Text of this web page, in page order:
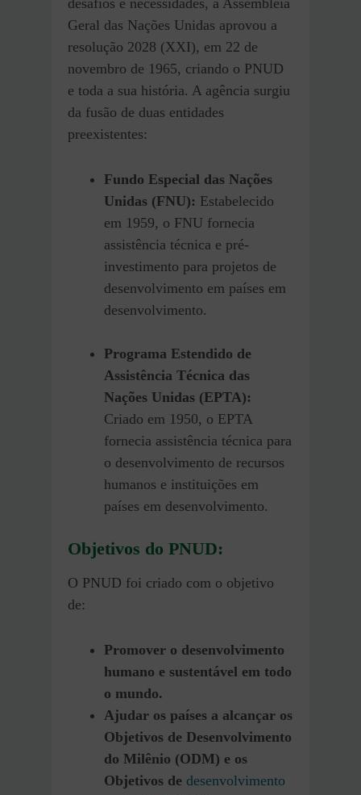
Geral das Nações Unidas aprovou a
resolução 2028 (XXI), em 22 de
novembro de 1965, criando o PNUD
e toda a sua história. A agência surgiu
da fusão de duas entidades
preexistentes:
Fundo Especial das Nações
Unidas (FNU): Estabelecido
em 1959, o FNU fornecia
assistência técnica e pré-
investimento para projetos de
desenvolvimento em países em
desenvolvimento.
Programa Estendido de
Assistência Técnica das
Nações Unidas (EPTA):
Criado em 1950, o EPTA
fornecia assistência técnica para
o desenvolvimento de recursos
humanos e instituições em
países em desenvolvimento.
Objetivos do PNUD:
O PNUD foi criado com o objetivo
de:
Promover o desenvolvimento
humano e sustentável em todo
o mundo.
Ajudar os países a alcançar os
Objetivos de Desenvolvimento
do Milênio (ODM) e os
Objetivos de desenvolvimento